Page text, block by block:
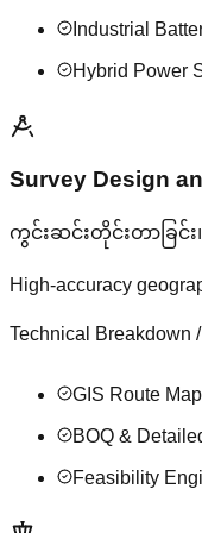
Industrial
Hybrid
Survey Design
ကွင်းဆင်းတိုင်းတာခြင်
High-accuracy
Technical Breakdown
GIS Route
BOQ &
Feasibility